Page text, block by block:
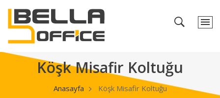
Köşk Misafir Koltuğu
Anasayfa Köşk Misafir Koltuğu